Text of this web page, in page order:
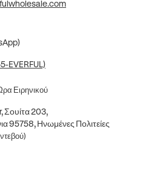
EVERFUL)
Ειρηνικού
Σουίτα 203,
95758, Ηνωμένες Πολιτείες